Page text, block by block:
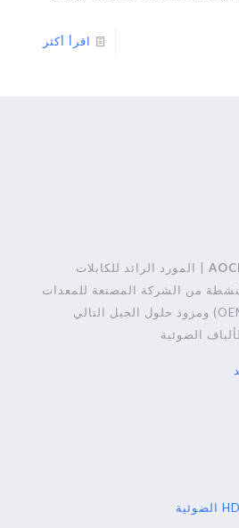
اقرأ أكثر
| المورد الرائد للكابلات
من الشركة المصنعة للمعدات
الأصلية (OEM) ومزود حلول الجيل التالي
الضوئية